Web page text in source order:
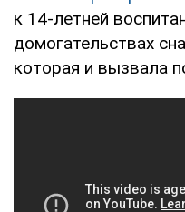
к 14-летней
домогательствах
которая и вызвала